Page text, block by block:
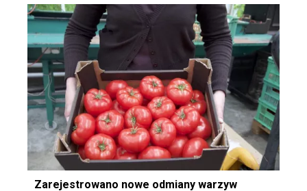
Zarejestrowano nowe odmiany warzyw